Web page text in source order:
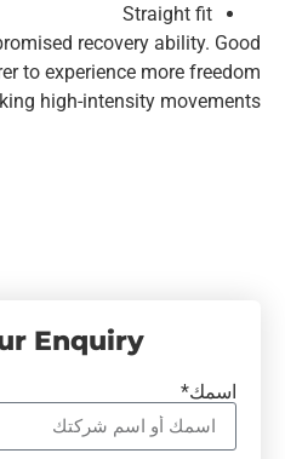
Straight fit
recovery ability. Good
to experience more freedom
high-intensity movements.
Enquiry
اسمك*